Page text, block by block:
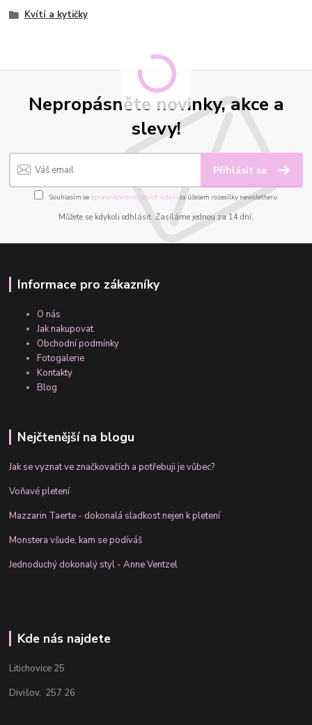
Kvítí a kytičky
Nepropásněte novinky, akce a
slevy!
Přihlásit se
Souhlasím se zpracováním osobních údajůza účelem rozesílky newsletteru.
Můžete se kdykoli odhlásit. Zasíláme jednou za 14 dní.
Informace pro zákazníky
O nás
Jak nakupovat
Obchodní podmínky
Fotogalerie
Kontakty
Blog
Nejčtenější na blogu
Jak se vyznat ve značkovačích a potřebuji je vůbec?
Voňavé pletení
Mazzarin Taerte - dokonalá sladkost nejen k pletení
Monstera všude, kam se podíváš
Jednoduchý dokonalý styl - Anne Ventzel
Kde nás najdete
Litichovice 25
Divišov, 257 26